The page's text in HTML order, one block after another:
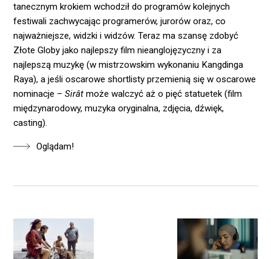
tanecznym krokiem wchodził do programów kolejnych
festiwali zachwycając programerów, jurorów oraz, co
najważniejsze, widzki i widzów. Teraz ma szansę zdobyć
Złote Globy jako najlepszy film nieanglojęzyczny i za
najlepszą muzykę (w mistrzowskim wykonaniu Kangdinga
Raya), a jeśli oscarowe shortlisty przemienią się w oscarowe
nominacje –Sirât może walczyć aż o pięć statuetek (film
międzynarodowy, muzyka oryginalna, zdjęcia, dźwięk,
casting).
Oglądam!